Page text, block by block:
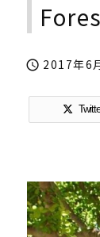
 2017年6